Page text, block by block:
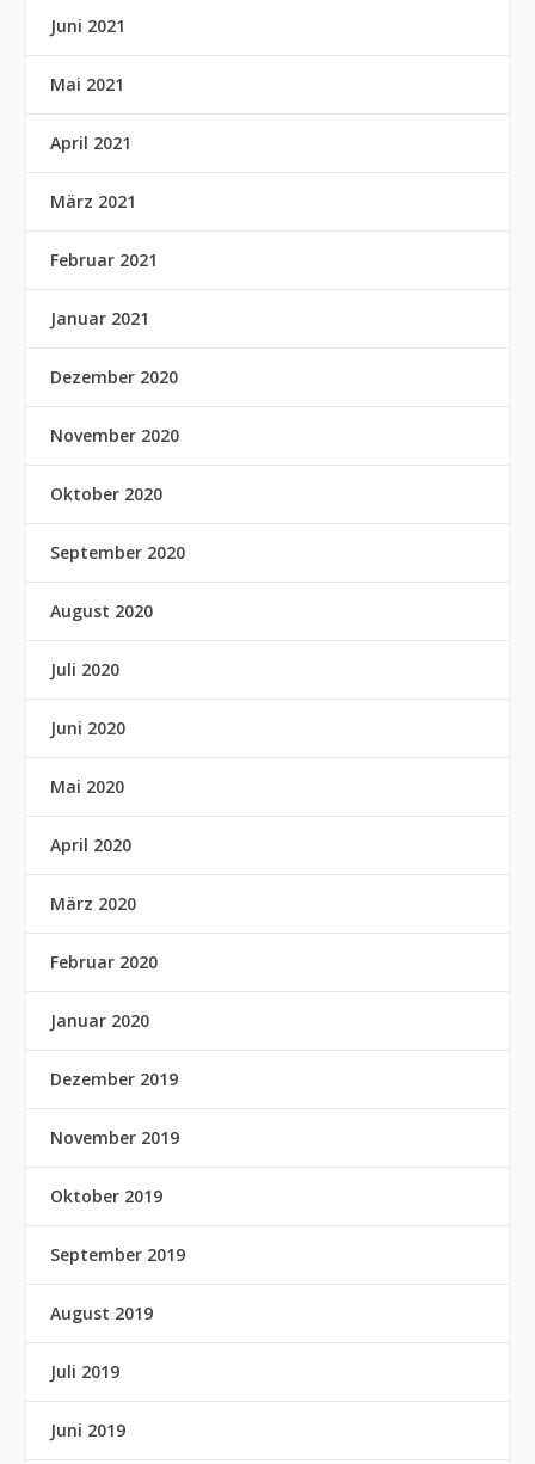
Juni 2021
Mai 2021
April 2021
März 2021
Februar 2021
Januar 2021
Dezember 2020
November 2020
Oktober 2020
September 2020
August 2020
Juli 2020
Juni 2020
Mai 2020
April 2020
März 2020
Februar 2020
Januar 2020
Dezember 2019
November 2019
Oktober 2019
September 2019
August 2019
Juli 2019
Juni 2019